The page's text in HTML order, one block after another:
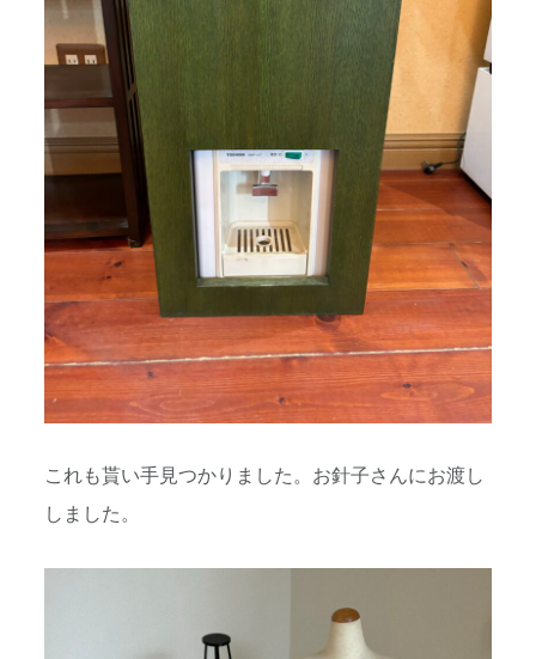
これも貰い手見つかりました。お針子さんにお渡し
しました。